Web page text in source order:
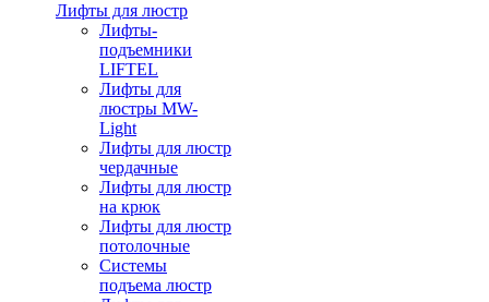
Лифты для люстр
Лифты-
подъемники
LIFTEL
Лифты для
люстры MW-
Light
Лифты для люстр
чердачные
Лифты для люстр
на крюк
Лифты для люстр
потолочные
Системы
подъема люстр